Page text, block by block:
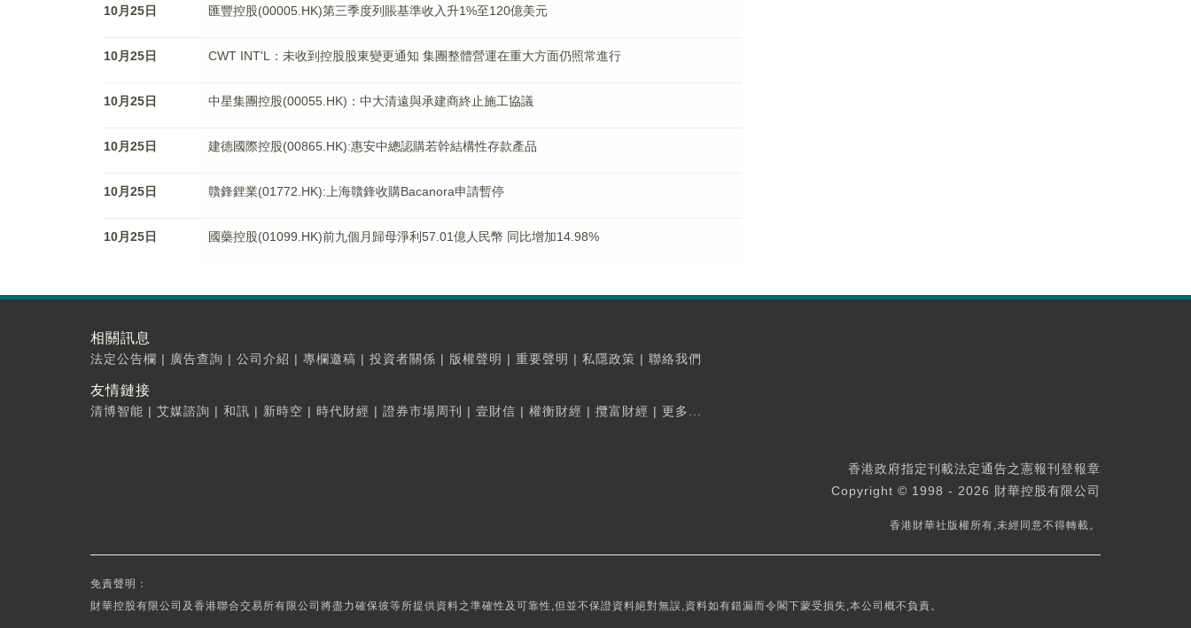
10月25日 匯豐控股(00005.HK)第三季度列賬基準收入升1%至120億美元
10月25日 CWT INT'L：未收到控股股東變更通知 集團整體營運在重大方面仍照常進行
10月25日 中星集團控股(00055.HK)：中大清遠與承建商終止施工協議
10月25日 建德國際控股(00865.HK):惠安中總認購若幹結構性存款產品
10月25日 贛鋒鋰業(01772.HK):上海贛鋒收購Bacanora申請暫停
10月25日 國藥控股(01099.HK)前九個月歸母淨利57.01億人民幣 同比增加14.98%
相關訊息
法定公告欄 | 廣告查詢 | 公司介紹 | 專欄邀稿 | 投資者關係 | 版權聲明 | 重要聲明 | 私隱政策 | 聯絡我們
友情鏈接
清博智能 | 艾媒諮詢 | 和訊 | 新時空 | 時代財經 | 證券市場周刊 | 壹財信 | 權衡財經 | 攬富財經 | 更多...
香港政府指定刊載法定通告之憲報刊登報章
Copyright © 1998 - 2026 財華控股有限公司
香港財華社版權所有,未經同意不得轉載。
免責聲明：
財華控股有限公司及香港聯合交易所有限公司將盡力確保彼等所提供資料之準確性及可靠性,但並不保證資料絕對無誤,資料如有錯漏而令閣下蒙受損失,本公司概不負責。